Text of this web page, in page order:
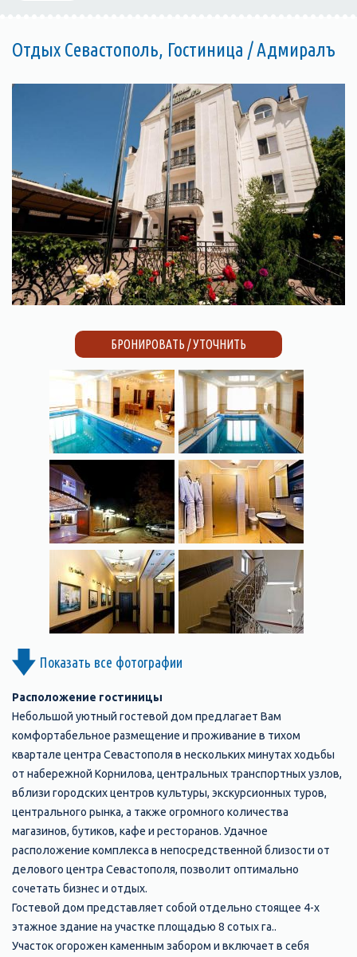
Отдых Севастополь, Гостиница / Адмиралъ
БРОНИРОВАТЬ / УТОЧНИТЬ
Показать все фотографии
Расположение гостиницы
Небольшой уютный гостевой дом предлагает Вам
комфортабельное размещение и проживание в тихом
квартале центра Севастополя в нескольких минутах ходьбы
от набережной Корнилова, центральных транспортных узлов,
вблизи городских центров культуры, экскурсионных туров,
центрального рынка, а также огромного количества
магазинов, бутиков, кафе и ресторанов. Удачное
расположение комплекса в непосредственной близости от
делового центра Севастополя, позволит оптимально
сочетать бизнес и отдых.
Гостевой дом представляет собой отдельно стоящее 4-х
этажное здание на участке площадью 8 сотых га..
Участок огорожен каменным забором и включает в себя